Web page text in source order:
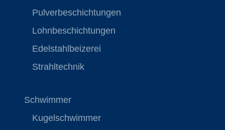
Pulverbeschichtungen
Lohnbeschichtungen
Edelstahlbeizerei
Strahltechnik
Schwimmer
Kugelschwimmer